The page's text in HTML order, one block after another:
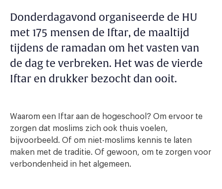
Donderdagavond organiseerde de HU
met 175 mensen de Iftar, de maaltijd
tijdens de ramadan om het vasten van
de dag te verbreken. Het was de vierde
Iftar en drukker bezocht dan ooit.
Waarom een Iftar aan de hogeschool? Om ervoor te
zorgen dat moslims zich ook thuis voelen,
bijvoorbeeld. Of om niet-moslims kennis te laten
maken met de traditie. Of gewoon, om te zorgen voor
verbondenheid in het algemeen.